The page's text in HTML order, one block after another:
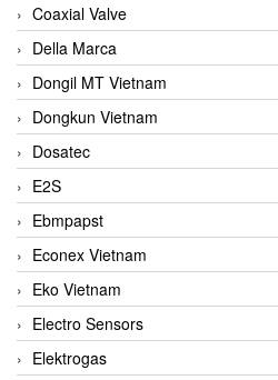
Coaxial Valve
Della Marca
Dongil MT Vietnam
Dongkun Vietnam
Dosatec
E2S
Ebmpapst
Econex Vietnam
Eko Vietnam
Electro Sensors
Elektrogas